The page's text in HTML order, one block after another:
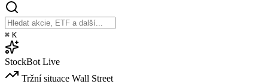
⌘ K
StockBot Live
Tržní situace Wall Street